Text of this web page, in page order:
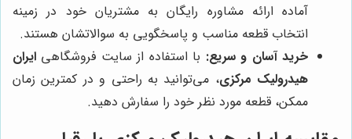
آماده ارائه مشاوره رایگان به مشتریان خود در زمینه
انتخاب قطعه مناسب و پاسخگویی به سوالاتشان هستند.
خرید آسان و سریع: با استفاده از سایت فروشگاهی ایران
هیدرولیک مرکزی، می‌توانید به راحتی و در کمترین زمان
ممکن، قطعه مورد نظر خود را سفارش دهید.